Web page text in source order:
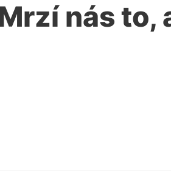
nás to,